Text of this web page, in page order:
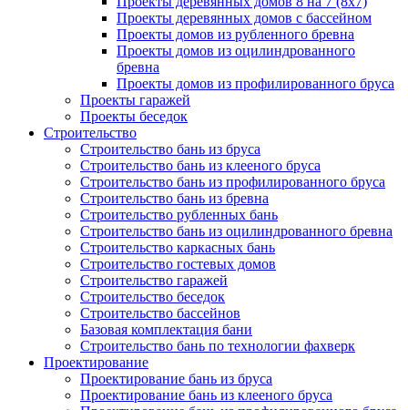
Проекты деревянных домов с бассейном
Проекты домов из рубленного бревна
Проекты домов из оцилиндрованного
бревна
Проекты домов из профилированного бруса
Проекты гаражей
Проекты беседок
Строительство
Строительство бань из бруса
Строительство бань из клееного бруса
Строительство бань из профилированного бруса
Строительство бань из бревна
Строительство рубленных бань
Строительство бань из оцилиндрованного бревна
Строительство каркасных бань
Строительство гостевых домов
Строительство гаражей
Строительство беседок
Строительство бассейнов
Базовая комплектация бани
Строительство бань по технологии фахверк
Проектирование
Проектирование бань из бруса
Проектирование бань из клееного бруса